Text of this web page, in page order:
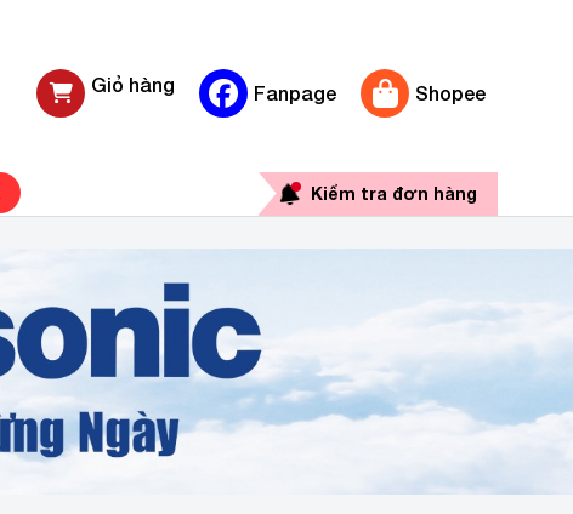
Giỏ hàng Fanpage Shopee
Kiểm tra đơn hàng